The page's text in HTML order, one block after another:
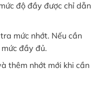
độ đầy được chỉ dẫn
mức nhớt. Nếu cần
đầy đủ.
thêm nhớt mới khi cần